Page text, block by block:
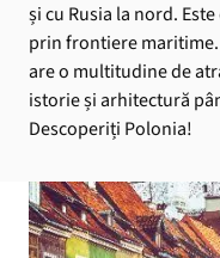
și cu Rusia la nord.
prin frontiere maritime.
are o multitudine de
istorie și arhitectură
Descoperiți Polonia!